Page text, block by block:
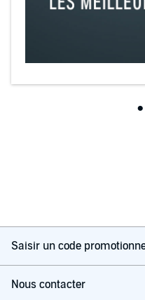
Saisir un code
Nous contacter